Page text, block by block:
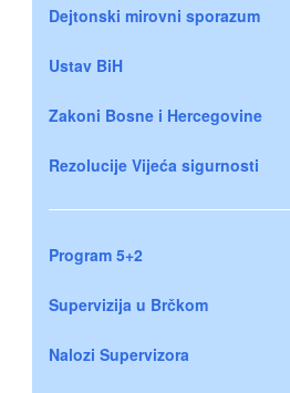
Dejtonski mirovni sporazum
Ustav BiH
Zakoni Bosne i Hercegovine
Rezolucije Vijeća sigurnosti
Program 5+2
Supervizija u Brčkom
Nalozi Supervizora